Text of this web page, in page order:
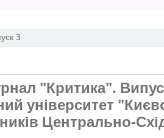
3
"Критика".
університет
Центрально-